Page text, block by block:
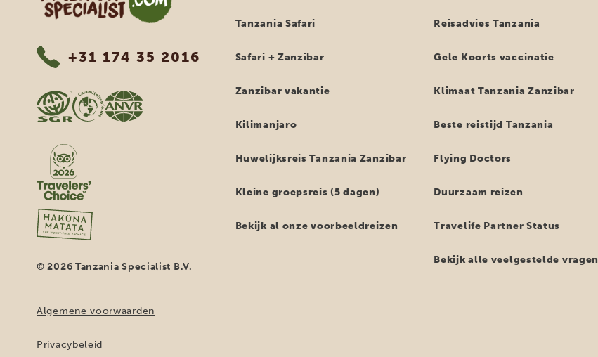
+31 174 35 2016
© 2026 Tanzania Specialist B.V.
Algemene voorwaarden
Privacybeleid
Tanzania Safari
Safari + Zanzibar
Zanzibar vakantie
Kilimanjaro
Huwelijksreis Tanzania Zanzibar
Kleine groepsreis (5 dagen)
Bekijk al onze voorbeeldreizen
Reisadvies Tanzania
Gele Koorts vaccinatie
Klimaat Tanzania Zanzibar
Beste reistijd Tanzania
Flying Doctors
Duurzaam reizen
Travelife Partner Status
Bekijk alle veelgestelde vragen